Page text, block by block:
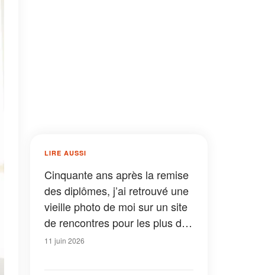
LIRE AUSSI
Cinquante ans après la remise
des diplômes, j’ai retrouvé une
vieille photo de moi sur un site
de rencontres pour les plus de
60 ans – Mon premier amour
11 juin 2026